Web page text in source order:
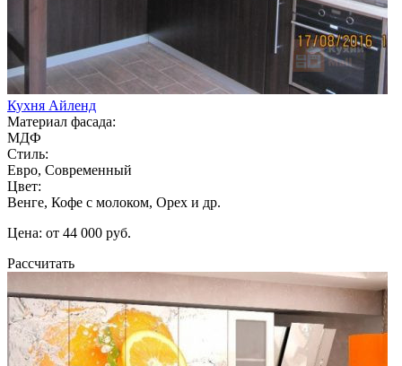
Кухня Айленд
Материал фасада:
МДФ
Стиль:
Евро, Современный
Цвет:
Венге, Кофе с молоком, Орех и др.
Цена: от 44 000 руб.
Рассчитать